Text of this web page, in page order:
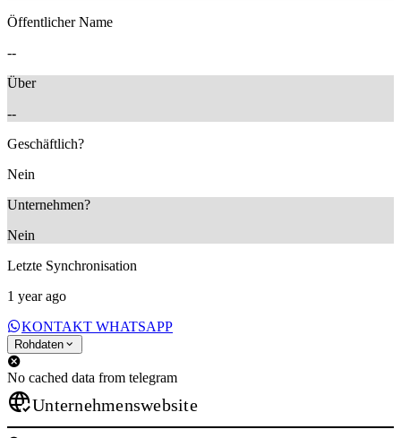
Öffentlicher Name
--
Über
--
Geschäftlich?
Nein
Unternehmen?
Nein
Letzte Synchronisation
1 year ago
KONTAKT WHATSAPP
Rohdaten
No cached data from telegram
Unternehmenswebsite